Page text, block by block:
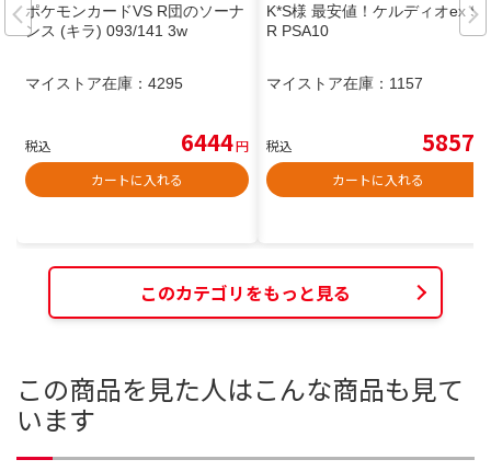
ポケモンカードVS R団のソーナ
ンス (キラ) 093/141 3w
マイストア在庫： 4295
税込 6444円
カートに入れる
K*S様 最安値！ケルディオex SA
R PSA10
マイストア在庫： 1157
税込 5857
カートに入れる
このカテゴリをもっと見る
この商品を見た人はこんな商品も見て
います